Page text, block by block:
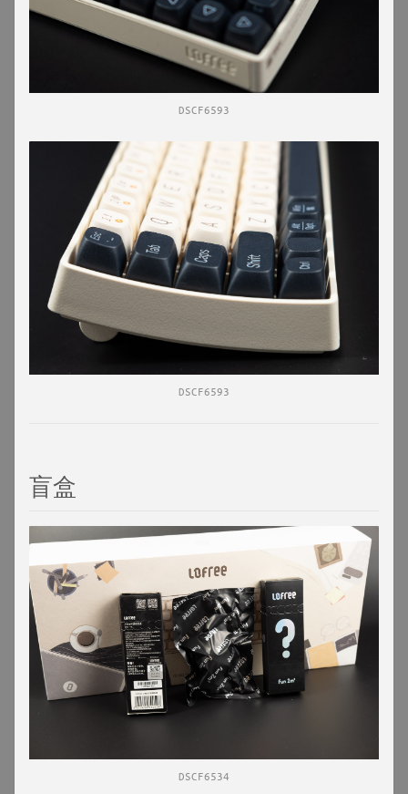
DSCF6593
DSCF6593
盲盒
DSCF6534